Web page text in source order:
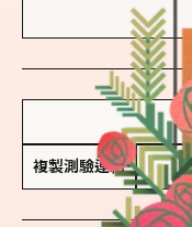
複製測驗連結